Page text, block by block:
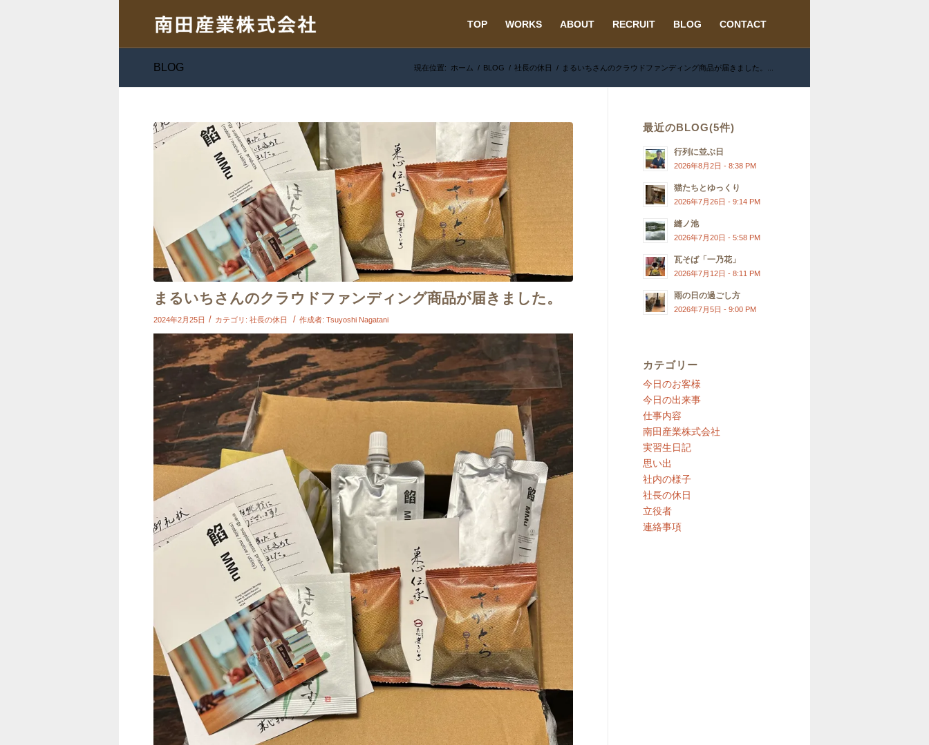
TOP WORKS ABOUT RECRUIT BLOG CONTACT
BLOG 現在位置: ホーム / BLOG / 社長の休日 / まるいちさんのクラウドファンディング商品が届きました。...
まるいちさんのクラウドファンディング商品が届きました。
2024年2月25日 / カテゴリ: 社長の休日 / 作成者: Tsuyoshi Nagatani
最近のBLOG(5件)
行列に並ぶ日
2026年8月2日 - 8:38 PM
猫たちとゆっくり
2026年7月26日 - 9:14 PM
縫ノ池
2026年7月20日 - 5:58 PM
瓦そば「一乃花」
2026年7月12日 - 8:11 PM
雨の日の過ごし方
2026年7月5日 - 9:00 PM
カテゴリー
今日のお客様
今日の出来事
仕事内容
南田産業株式会社
実習生日記
思い出
社内の様子
社長の休日
立役者
連絡事項